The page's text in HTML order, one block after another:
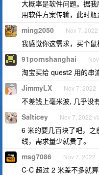
大概率是软件问题。据
用软件方案传输，此时瓶
ming2050 Nov 7,
我感觉你这需求，买个
91pornshanghai
淘宝买给 quest2 用的串
JimmyLX Nov 7, 2022
不差钱上毫米波, 几乎没
Salticey Nov 7, 2022
6 米的要几百块了吧，
线，需求量少就贵了。
msg7086 Nov 7, 2022
C-C 超过 2 米差不多就算